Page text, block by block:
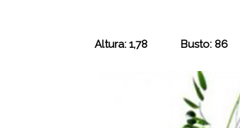
Altura: 1,78 Busto: 86